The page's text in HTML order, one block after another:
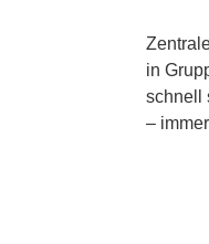
in
schnell
–